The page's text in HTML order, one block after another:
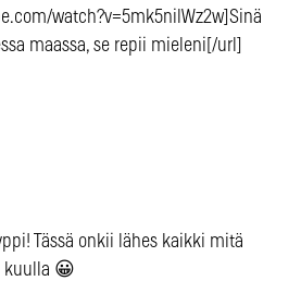
watch?v=5mk5nilWz2w]Sinä
maassa, se repii mieleni[/url]
Tässä onkii lähes kaikki mitä
kuulla 😀